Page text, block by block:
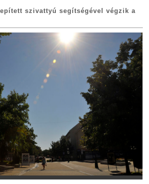
szivattyú segítségével végzik a